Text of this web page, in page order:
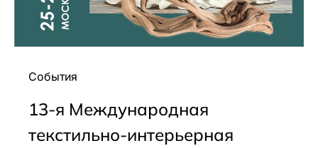
События
13-я Международная
текстильно-интерьерная